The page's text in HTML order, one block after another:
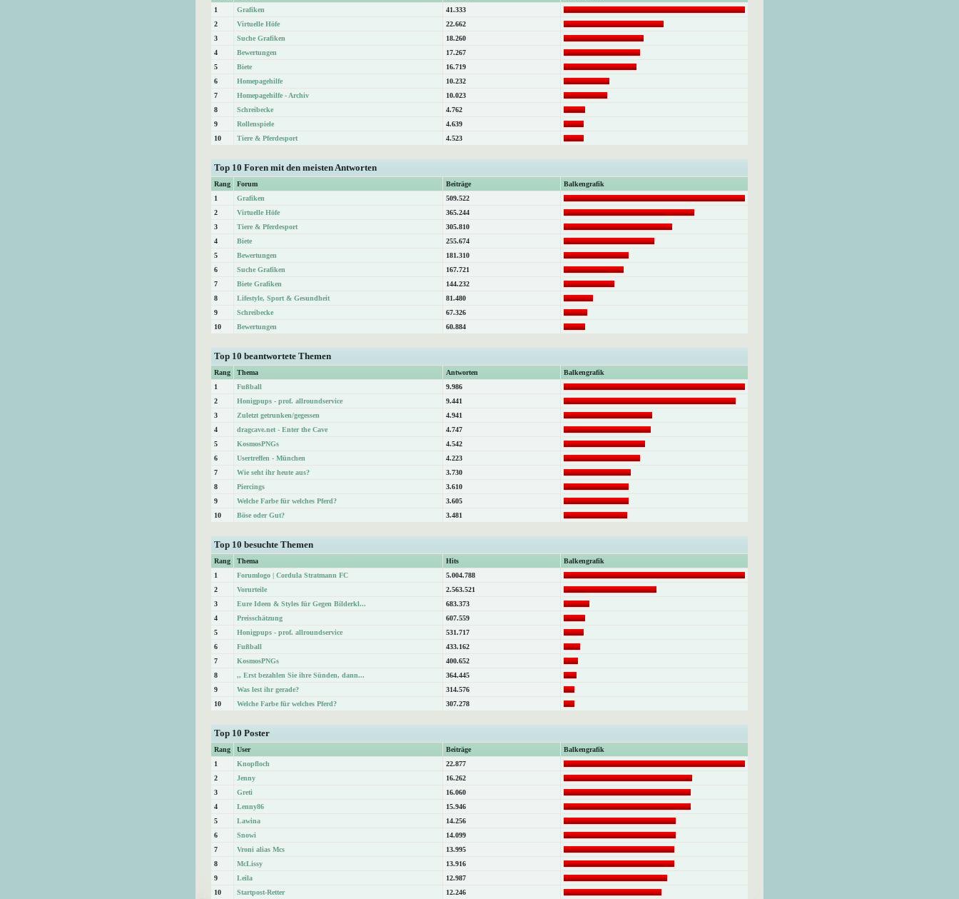
1
Grafiken
41.333
2
Virtuelle Höfe
22.662
3
Suche Grafiken
18.260
4
Bewertungen
17.267
5
Biete
16.719
6
Homepagehilfe
10.232
7
Homepagehilfe - Archiv
10.023
8
Schreibecke
4.762
9
Rollenspiele
4.639
10
Tiere & Pferdesport 4.523
Top 10 Foren mit den meisten Antworten
Rang Forum Beiträge
Balkengrafik
1
Grafiken
509.522
2
Virtuelle Höfe
365.244
3
Tiere & Pferdesport
305.810
4
Biete
255.674
5
Bewertungen
181.310
6
Suche Grafiken
167.721
7
Biete Grafiken
144.232
8
Lifestyle, Sport & Gesundheit
81.480
9
Schreibecke
67.326
10
Bewertungen 60.884
Top 10 beantwortete Themen
Rang Thema Antworten
Balkengrafik
1
Fußball
9.986
2
Honigpups - prof. allroundservice
9.441
3
Zuletzt getrunken/gegessen
4.941
4
dragcave.net - Enter the Cave
4.747
5
KosmosPNGs
4.542
6
Usertreffen - München
4.223
7
Wie seht ihr heute aus?
3.730
8
Piercings
3.610
9
Welche Farbe für welches Pferd?
3.605
10
Böse oder Gut? 3.481
Top 10 besuchte Themen
Rang Thema Hits
Balkengrafik
1
Forumlogo | Cordula Stratmann FC
5.004.788
2
Vorurteile
2.563.521
3
Eure Ideen & Styles für Gegen Bilderkl...
683.373
4
Preisschätzung
607.559
5
Honigpups - prof. allroundservice
531.717
6
Fußball
433.162
7
KosmosPNGs
400.652
8
,, Erst bezahlen Sie ihre Sünden, dann...
364.445
9
Was lest ihr gerade?
314.576
10
Welche Farbe für welches Pferd? 307.278
Top 10 Poster
Rang User Beiträge
Balkengrafik
1
Knopfloch
22.877
2
Jenny
16.262
3
Greti
16.060
4
Lenny86
15.946
5
Lawina
14.256
6
Snowi
14.099
7
Vroni alias Mcs
13.995
8
McLissy
13.916
9
Leila
12.987
10
Startpost-Retter 12.246